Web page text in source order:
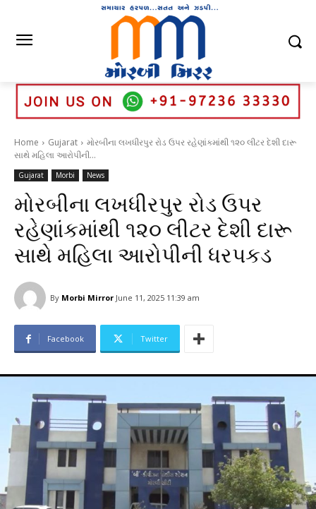
Home Gujarat
મોરબીના લખધીરપુર રોડ ઉપર રહેણાંકમાંથી ૧૨૦ લીટર દેશી દારૂ
સાથે મહિલા આરોપીની...
Gujarat Morbi News
મોરબીના લખધીરપુર રોડ ઉપર
રહેણાંકમાંથી ૧૨૦ લીટર દેશી દારૂ
સાથે મહિલા આરોપીની ધરપકડ
By Morbi Mirror June 11, 2025 11:39 am
Facebook Twitter